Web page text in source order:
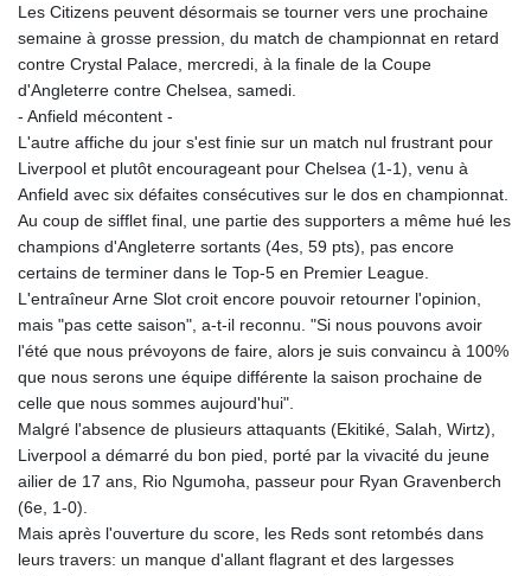
Les Citizens peuvent désormais se tourner vers une prochaine
semaine à grosse pression, du match de championnat en retard
contre Crystal Palace, mercredi, à la finale de la Coupe
d'Angleterre contre Chelsea, samedi.
- Anfield mécontent -
L'autre affiche du jour s'est finie sur un match nul frustrant pour
Liverpool et plutôt encourageant pour Chelsea (1-1), venu à
Anfield avec six défaites consécutives sur le dos en championnat.
Au coup de sifflet final, une partie des supporters a même hué les
champions d'Angleterre sortants (4es, 59 pts), pas encore
certains de terminer dans le Top-5 en Premier League.
L'entraîneur Arne Slot croit encore pouvoir retourner l'opinion,
mais "pas cette saison", a-t-il reconnu. "Si nous pouvons avoir
l'été que nous prévoyons de faire, alors je suis convaincu à 100%
que nous serons une équipe différente la saison prochaine de
celle que nous sommes aujourd'hui".
Malgré l'absence de plusieurs attaquants (Ekitiké, Salah, Wirtz),
Liverpool a démarré du bon pied, porté par la vivacité du jeune
ailier de 17 ans, Rio Ngumoha, passeur pour Ryan Gravenberch
(6e, 1-0).
Mais après l'ouverture du score, les Reds sont retombés dans
leurs travers: un manque d'allant flagrant et des largesses